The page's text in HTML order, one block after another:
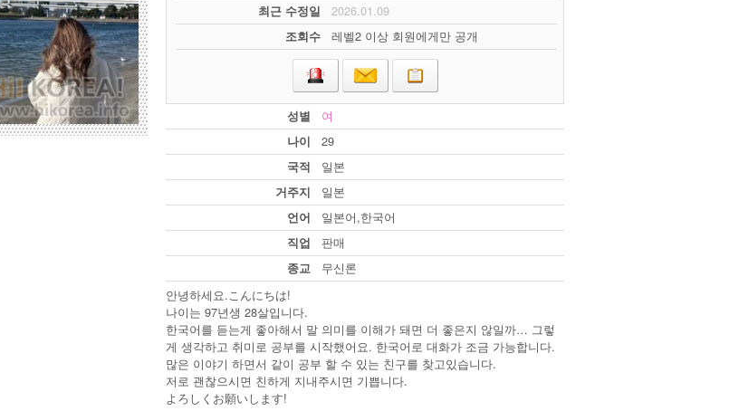
최근 수정일 2026.01.09
조회수 레벨2 이상 회원에게만 공개
성별 여
나이 29
국적 일본
거주지 일본
언어 일본어,한국어
직업 판매
종교
무신론
안녕하세요.こんにちは!
나이는 97년생 28살입니다.
한국어를 듣는게 좋아해서 말 의미를 이해가 돼면 더 좋은지 않일까… 그렇
게 생각하고 취미로 공부를 시작했어요. 한국어로 대화가 조금 가능합니다.
많은 이야기 하면서 같이 공부 할 수 있는 친구를 찾고있습니다.
저로 괜찮으시면 친하게 지내주시면 기쁩니다.
よろしくお願いします!